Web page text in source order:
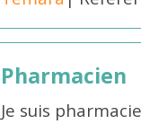
Pharmacien
Je suis